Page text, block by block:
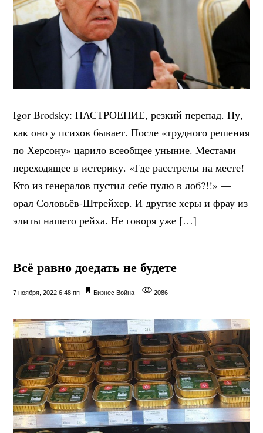
Igor Brodsky: НАСТРОЕНИЕ, резкий перепад. Ну,
как оно у психов бывает. После «трудного решения
по Херсону» царило всеобщее уныние. Местами
переходящее в истерику. «Где расстрелы на месте!
Кто из генералов пустил себе пулю в лоб?!!» —
орал Соловьёв-Штрейхер. И другие херы и фрау из
элиты нашего рейха. Не говоря уже […]
Всё равно доедать не будете
7 ноября, 2022 6:48 пп Бизнес Война 2086